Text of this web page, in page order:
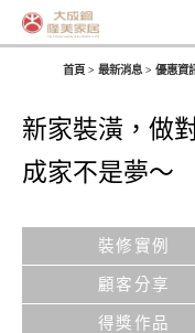
首頁 最新消息 優惠資
新家裝潢，做
成家不是夢～
裝修實例
顧客分享
得獎作品